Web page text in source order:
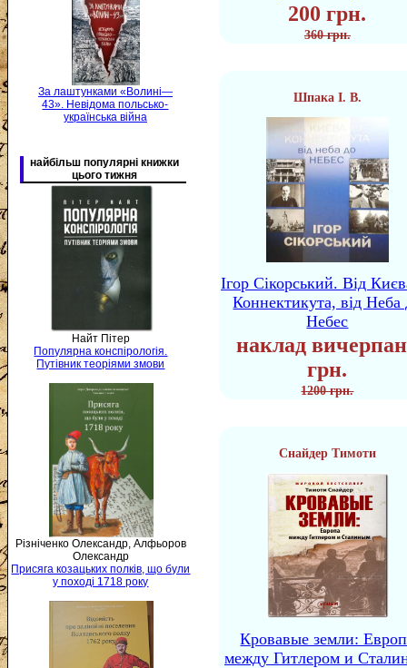
За лаштунками «Волині—
43». Невідома польсько-
українська війна
найбільш популярні книжки
цього тижня
Найт Пітер
Популярна конспірологія.
Путівник теоріями змови
Різніченко Олександр, Алфьоров
Олександр
Присяга козацьких полків, що були
у поході 1718 року
200 грн.
360 грн.
Шпака І. В.
Ігор Сікорський. Від
Коннектикута, від Неба
Небес
наклад
грн.
1200 грн.
Снайдер Тимоти
Кровавые земли:
между Гитлером и